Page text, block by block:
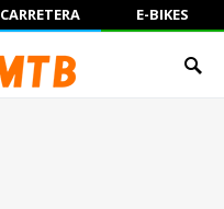
CARRETERA E-BIKES